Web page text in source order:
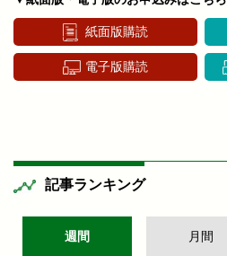
紙面版購読
電子版購読
記事ランキング
週間 月間